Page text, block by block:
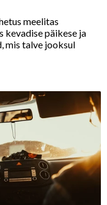
meelitas
päikese ja
mis talve jooksul